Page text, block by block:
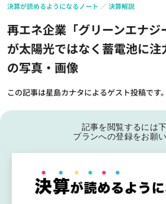
再エネ企業「グリーンエナジ
が太陽光ではなく蓄電池に注
の写真・画像
この記事は星島カナタによるゲスト投稿です。
決算が読めるようになるノート 決算解説
記事を閲覧するには
プランへの登録をお願